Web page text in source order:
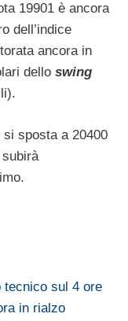
19901 è ancora
dell’indice
ancora in
dello swing
sposta a 20400
tecnico sul 4 ore
in rialzo